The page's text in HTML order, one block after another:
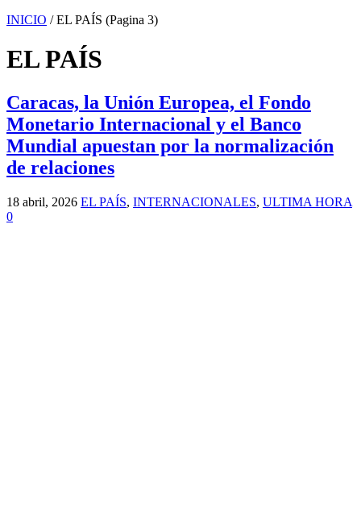
INICIO / EL PAÍS (Pagina 3)
EL PAÍS
Caracas, la Unión Europea, el Fondo
Monetario Internacional y el Banco
Mundial apuestan por la normalización
de relaciones
18 abril, 2026 EL PAÍS, INTERNACIONALES, ULTIMA HORA
0